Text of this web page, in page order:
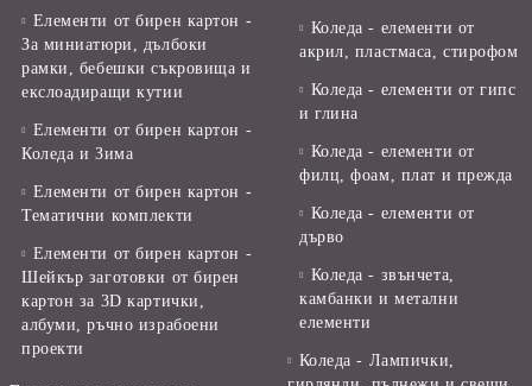
Елементи от бирен картон -
За миниатюри, дълбоки
рамки, бебешки съкровища и
екслоадиращи кутии
Елементи от бирен картон -
Коледа и Зима
Елементи от бирен картон -
Тематични комплекти
Елементи от бирен картон -
Шейкър заготовки от бирен
картон за 3D картички,
албуми, ръчно израбоени
проекти
Коледа - елементи от
акрил, пластмаса, стирофом
Коледа - елементи от гипс
и глина
Коледа - елементи от
филц, фоам, плат и прежда
Коледа - елементи от
дърво
Коледа - звънчета,
камбанки и метални
елементи
Коледа - Лампички,